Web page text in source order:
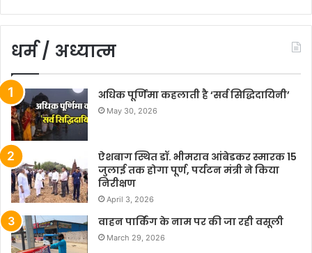
धर्म / अध्यात्म
अधिक पूर्णिमा कहलाती है ‘सर्व सिद्धिदायिनी’
May 30, 2026
ऐशबाग स्थित डॉ. भीमराव आंबेडकर स्मारक 15
जुलाई तक होगा पूर्ण, पर्यटन मंत्री ने किया
निरीक्षण
April 3, 2026
वाहन पार्किंग के नाम पर की जा रही वसूली
March 29, 2026